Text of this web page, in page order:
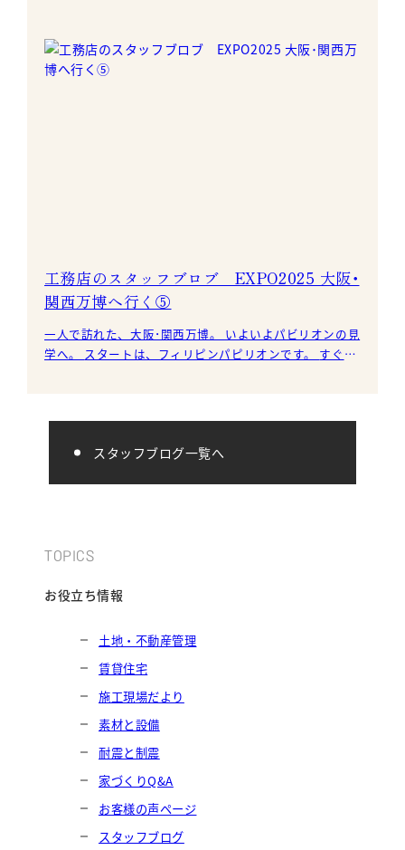
工務店のスタッフブロブ EXPO2025 大阪･
関西万博へ行く⑤
一人で訪れた、大阪･関西万博。 いよいよパビリオンの見
学へ。 スタートは、フィリピンパピリオンです。 すぐ目
スタッフブログ一覧へ
TOPICS
お役立ち情報
土地・不動産管理
賃貸住宅
施工現場だより
素材と設備
耐震と制震
家づくりQ&A
お客様の声ページ
スタッフブログ